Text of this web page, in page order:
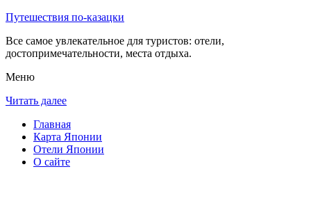
Путешествия по-казацки
Все самое увлекательное для туристов: отели,
достопримечательности, места отдыха.
Меню
Читать далее
Главная
Карта Японии
Отели Японии
О сайте